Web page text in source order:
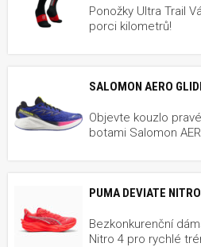
Ponožky Ultra Trail
porci kilometrů!
SALOMON AERO
Objevte kouzlo
botami Salomon
PUMA DEVIATE
Bezkonkurenční
Nitro 4 pro rychlé